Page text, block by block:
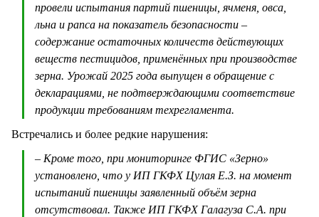
провели испытания партий пшеницы, ячменя, овса,
льна и рапса на показатель безопасности –
содержание остаточных количеств действующих
веществ пестицидов, применённых при производстве
зерна. Урожай 2025 года выпущен в обращение с
декларациями, не подтверждающими соответствие
продукции требованиям техрегламента.
Встречались и более редкие нарушения:
– Кроме того, при мониторинге ФГИС «Зерно»
установлено, что у ИП ГКФХ Цулая Е.З. на момент
испытаний пшеницы заявленный объём зерна
отсутствовал. Также ИП ГКФХ Галагуза С.А. при